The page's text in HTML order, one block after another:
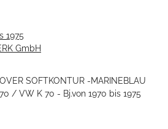
1975
GmbH
SOFTKONTUR -MARINEBLAU
/ VW K 70 - Bj.von 1970 bis 1975